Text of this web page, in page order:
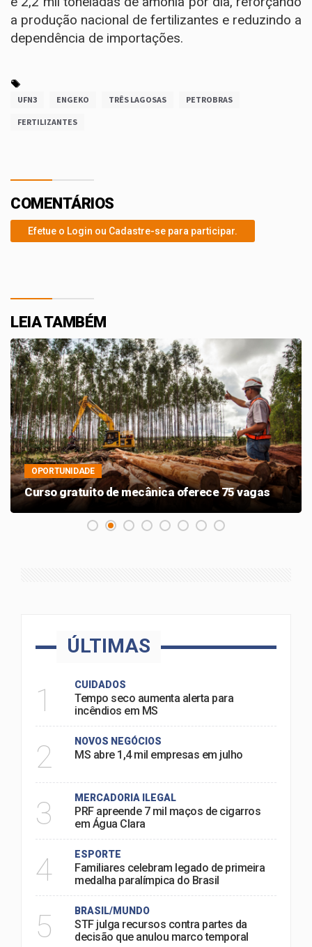
a produção nacional de fertilizantes e reduzindo a
dependência de importações.
UFN3 ENGEKO TRÊS LAGOSAS PETROBRAS
FERTILIZANTES
COMENTÁRIOS
Efetue o Login ou Cadastre-se para participar.
LEIA TAMBÉM
OPORTUNIDADE
Curso gratuito de mecânica oferece 75 vagas
ÚLTIMAS
1 CUIDADOS
Tempo seco aumenta alerta para
incêndios em MS
2 NOVOS NEGÓCIOS
MS abre 1,4 mil empresas em julho
3 MERCADORIA ILEGAL
PRF apreende 7 mil maços de cigarros
em Água Clara
4 ESPORTE
Familiares celebram legado de primeira
medalha paralímpica do Brasil
5 BRASIL/MUNDO
STF julga recursos contra partes da
decisão que anulou marco temporal